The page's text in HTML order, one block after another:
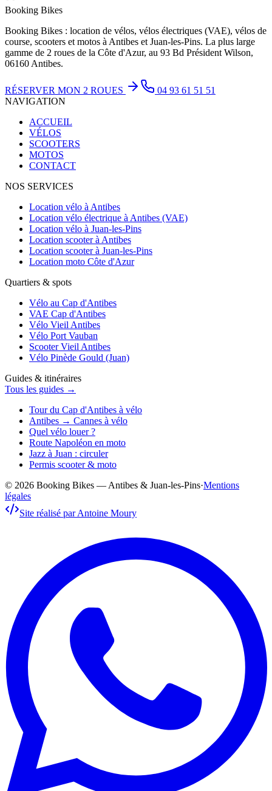
Booking Bikes
Booking Bikes : location de vélos, vélos électriques (VAE), vélos de
course, scooters et motos à Antibes et Juan-les-Pins. La plus large
gamme de 2 roues de la Côte d'Azur, au 93 Bd Président Wilson,
06160 Antibes.
RÉSERVER MON 2 ROUES
04 93 61 51 51
NAVIGATION
ACCUEIL
VÉLOS
SCOOTERS
MOTOS
CONTACT
NOS SERVICES
Location vélo à Antibes
Location vélo électrique à Antibes (VAE)
Location vélo à Juan-les-Pins
Location scooter à Antibes
Location scooter à Juan-les-Pins
Location moto Côte d'Azur
Quartiers & spots
Vélo au Cap d'Antibes
VAE Cap d'Antibes
Vélo Vieil Antibes
Vélo Port Vauban
Scooter Vieil Antibes
Vélo Pinède Gould (Juan)
Guides & itinéraires
Tous les guides →
Tour du Cap d'Antibes à vélo
Antibes → Cannes à vélo
Quel vélo louer ?
Route Napoléon en moto
Jazz à Juan : circuler
Permis scooter & moto
© 2026 Booking Bikes — Antibes & Juan-les-Pins·Mentions
légales
Site réalisé par Antoine Moury